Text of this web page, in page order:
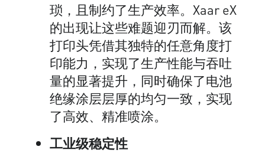
琐，且制约了生产效率。Xaar eX
的出现让这些难题迎刃而解。该
打印头凭借其独特的任意角度打
印能力，实现了生产性能与吞吐
量的显著提升，同时确保了电池
绝缘涂层层厚的均匀一致，实现
了高效、精准喷涂。
工业级稳定性